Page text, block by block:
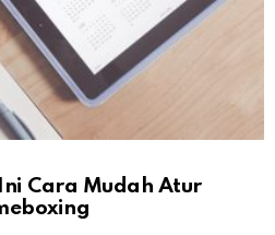
Cara Mudah Atur